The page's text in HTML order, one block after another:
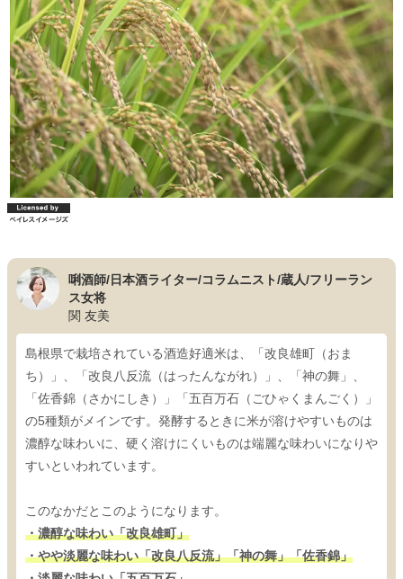
唎酒師/日本酒ライター/コラムニスト/蔵人/フリーラン
ス女将
関 友美
島根県で栽培されている酒造好適米は、「改良雄町（おま
ち）」、「改良八反流（はったんながれ）」、「神の舞」、
「佐香錦（さかにしき）」「五百万石（ごひゃくまんごく）」
の5種類がメインです。発酵するときに米が溶けやすいものは
濃醇な味わいに、硬く溶けにくいものは端麗な味わいになりや
すいといわれています。
このなかだとこのようになります。
・濃醇な味わい「改良雄町」
・やや淡麗な味わい「改良八反流」「神の舞」「佐香錦」